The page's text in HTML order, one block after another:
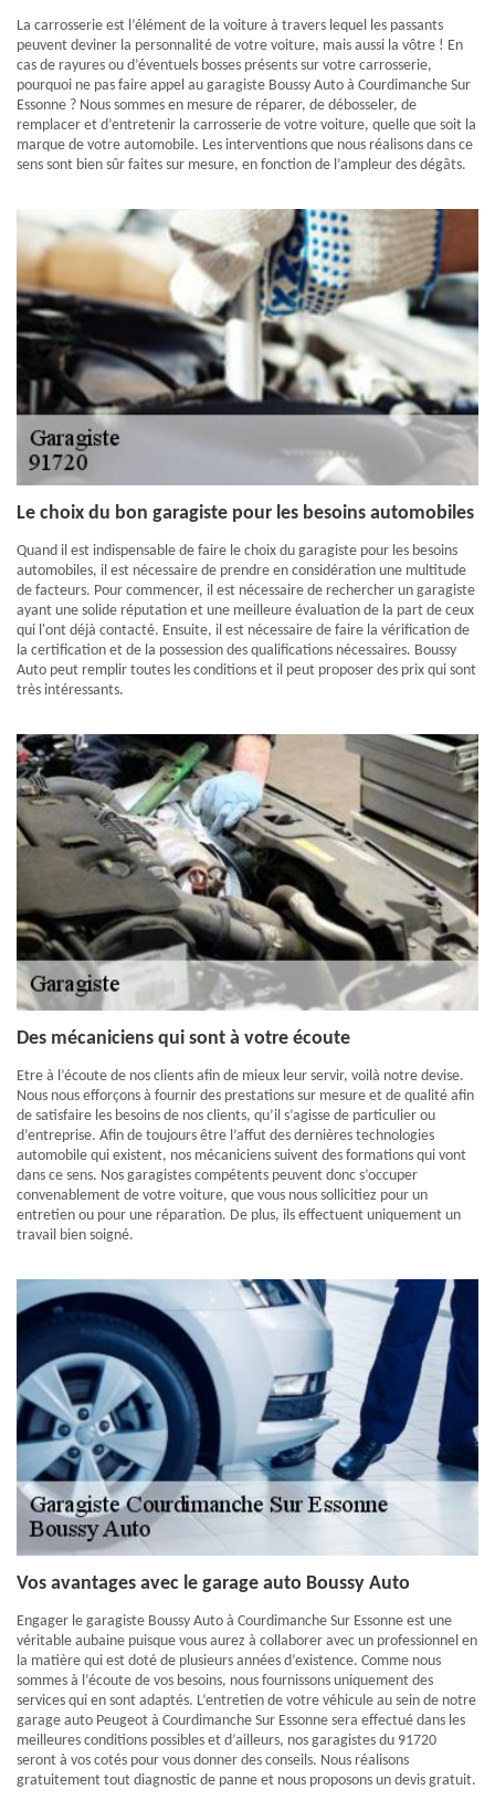
La carrosserie est l’élément de la voiture à travers lequel les passants
peuvent deviner la personnalité de votre voiture, mais aussi la vôtre ! En
cas de rayures ou d’éventuels bosses présents sur votre carrosserie,
pourquoi ne pas faire appel au garagiste Boussy Auto à Courdimanche Sur
Essonne ? Nous sommes en mesure de réparer, de débosseler, de
remplacer et d’entretenir la carrosserie de votre voiture, quelle que soit la
marque de votre automobile. Les interventions que nous réalisons dans ce
sens sont bien sûr faites sur mesure, en fonction de l’ampleur des dégâts.
Le choix du bon garagiste pour les besoins automobiles
Quand il est indispensable de faire le choix du garagiste pour les besoins
automobiles, il est nécessaire de prendre en considération une multitude
de facteurs. Pour commencer, il est nécessaire de rechercher un garagiste
ayant une solide réputation et une meilleure évaluation de la part de ceux
qui l'ont déjà contacté. Ensuite, il est nécessaire de faire la vérification de
la certification et de la possession des qualifications nécessaires. Boussy
Auto peut remplir toutes les conditions et il peut proposer des prix qui sont
très intéressants.
Des mécaniciens qui sont à votre écoute
Etre à l’écoute de nos clients afin de mieux leur servir, voilà notre devise.
Nous nous efforçons à fournir des prestations sur mesure et de qualité afin
de satisfaire les besoins de nos clients, qu’il s’agisse de particulier ou
d’entreprise. Afin de toujours être l’affut des dernières technologies
automobile qui existent, nos mécaniciens suivent des formations qui vont
dans ce sens. Nos garagistes compétents peuvent donc s’occuper
convenablement de votre voiture, que vous nous sollicitiez pour un
entretien ou pour une réparation. De plus, ils effectuent uniquement un
travail bien soigné.
Vos avantages avec le garage auto Boussy Auto
Engager le garagiste Boussy Auto à Courdimanche Sur Essonne est une
véritable aubaine puisque vous aurez à collaborer avec un professionnel en
la matière qui est doté de plusieurs années d’existence. Comme nous
sommes à l’écoute de vos besoins, nous fournissons uniquement des
services qui en sont adaptés. L’entretien de votre véhicule au sein de notre
garage auto Peugeot à Courdimanche Sur Essonne sera effectué dans les
meilleures conditions possibles et d’ailleurs, nos garagistes du 91720
seront à vos cotés pour vous donner des conseils. Nous réalisons
gratuitement tout diagnostic de panne et nous proposons un devis gratuit.